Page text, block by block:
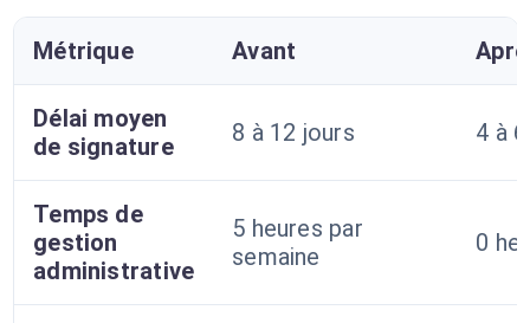
Métrique Avant
Délai moyen
de signature
8 à 12 jours 4 à
Temps de
gestion
administrative
5 heures par
semaine
0